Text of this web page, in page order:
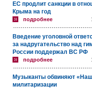
ЕС продлит санкции в
Крыма на год
подробнее
Введение уголовной
за надругательство над
России поддержал ВС РФ
подробнее
Музыканты обвиняют
милитаризации